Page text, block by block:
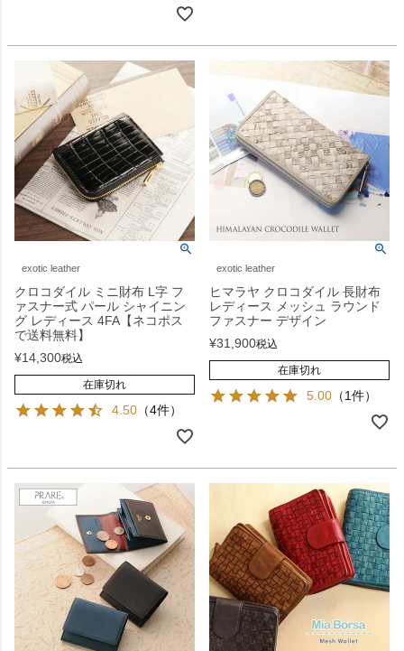
exotic leather
クロコダイル ミニ財布 L字 フ
ァスナー式 パール シャイニン
グ レディース 4FA【ネコポス
で送料無料】
¥14,300税込
在庫切れ
4.50 （4件）
exotic leather
ヒマラヤ クロコダイル 長財布
レディース メッシュ ラウンド
ファスナー デザイン
¥31,900税込
在庫切れ
5.00 （1件）